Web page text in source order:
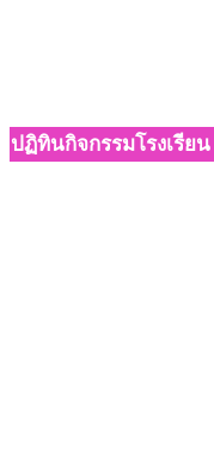
ปฏิทินกิจกรรมโรงเรียน